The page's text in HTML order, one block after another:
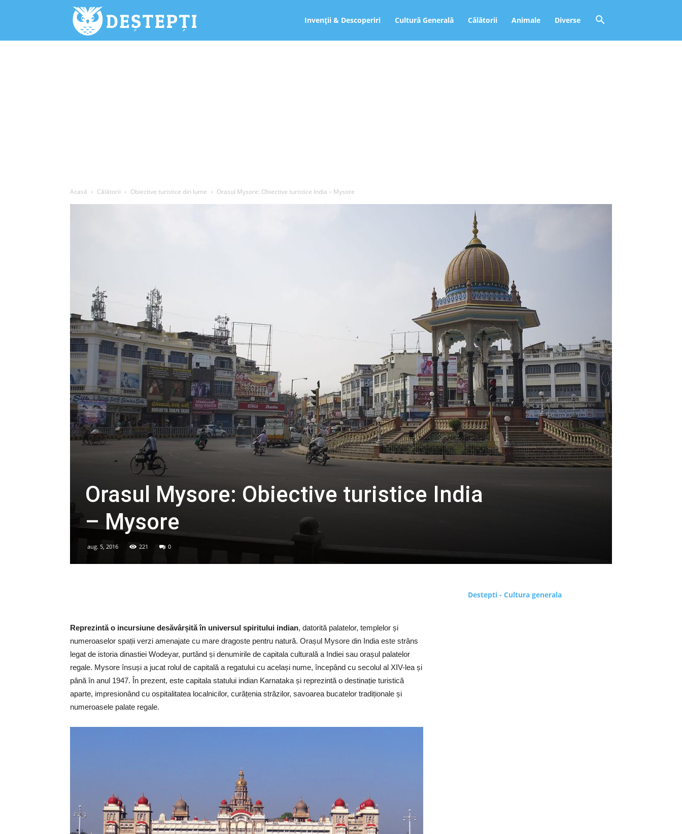
Deștepți.ro Invenții & Descoperiri Cultură Generală Călătorii Animale Diverse
Acasă Călătorii Obiective turistice din lume Orasul Mysore: Obiective turistice India – Mysore
Orasul Mysore: Obiective turistice India
– Mysore
aug. 5, 2016 221 0
Reprezintă o incursiune desăvârșită în universul spiritului indian, datorită palatelor, templelor și
numeroaselor spații verzi amenajate cu mare dragoste pentru natură. Orașul Mysore din India este strâns
legat de istoria dinastiei Wodeyar, purtând și denumirile de capitala culturală a Indiei sau orașul palatelor
regale. Mysore însuși a jucat rolul de capitală a regatului cu același nume, începând cu secolul al XIV-lea și
până în anul 1947. În prezent, este capitala statului indian Karnataka și reprezintă o destinație turistică
aparte, impresionând cu ospitalitatea localnicilor, curățenia străzilor, savoarea bucatelor tradiționale și
numeroasele palate regale.
Destepti - Cultura generala